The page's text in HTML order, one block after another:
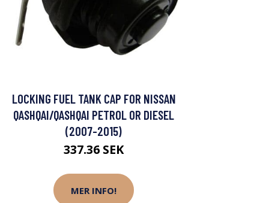
LOCKING FUEL TANK CAP FOR NISSAN
QASHQAI/QASHQAI PETROL OR DIESEL
(2007-2015)
337.36 SEK
MER INFO!